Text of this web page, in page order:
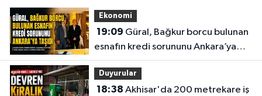
Ekonomi
19:09
esnafın kredi sorununu Ankara’ya
taşıdı
Duyurular
18:38